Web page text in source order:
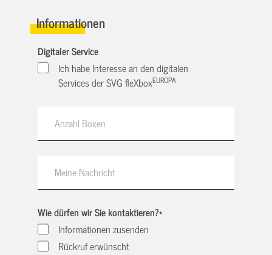
Informationen
Digitaler Service
Ich habe Interesse an den digitalen
Services der SVG fleXboxEUROPA
Wie dürfen wir Sie kontaktieren?*
Informationen zusenden
Rückruf erwünscht